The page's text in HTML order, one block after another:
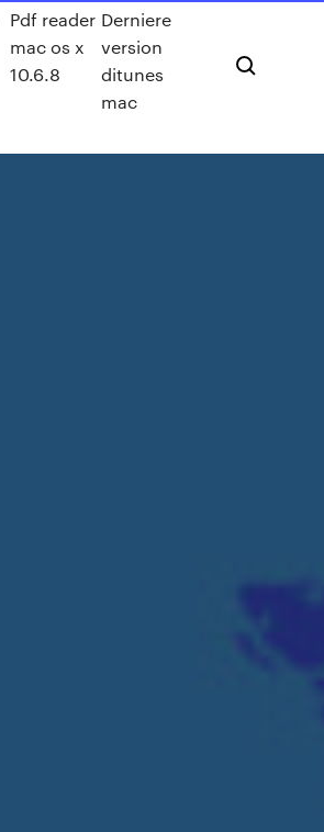
Pdf reader
mac os x
10.6.8
Derniere
version
ditunes
mac